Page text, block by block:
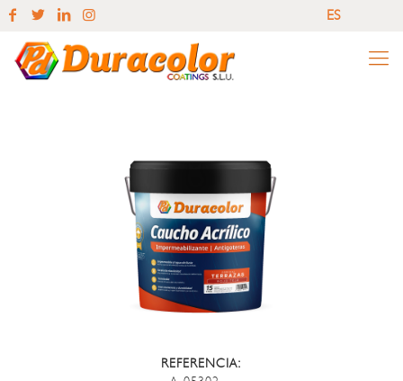
ES
REFERENCIA: